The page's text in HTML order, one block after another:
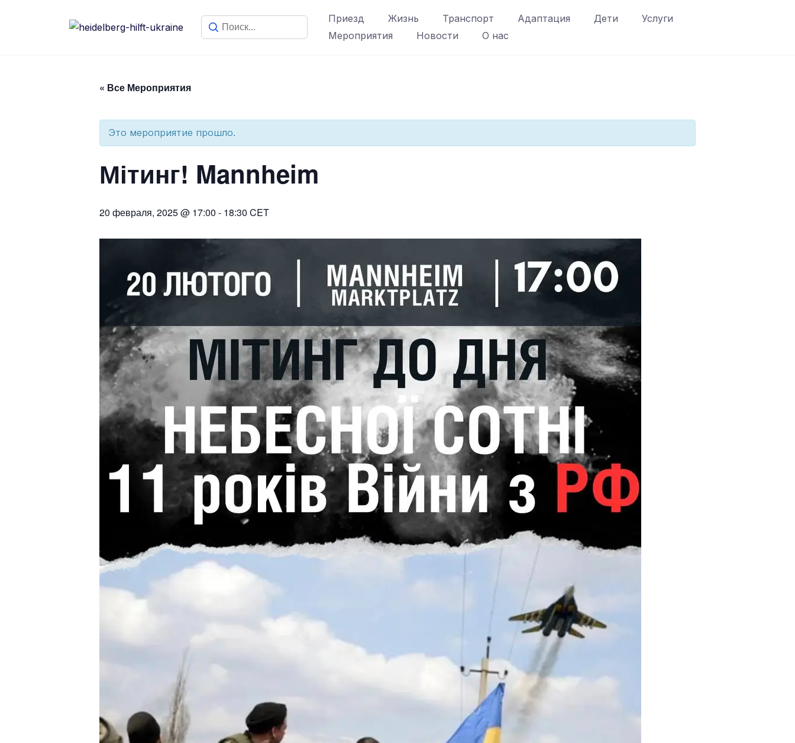
Приезд Жизнь Транспорт Адаптация Дети
Услуги
Мероприятия
Новости О нас
« Все Мероприятия
Это мероприятие прошло.
Мітинг! Mannheim
20 февраля, 2025 @ 17:00 - 18:30 CET